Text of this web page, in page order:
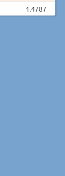
1.4787